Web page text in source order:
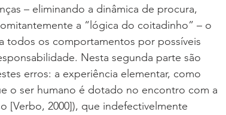
– eliminando a dinâmica de procura,
a “lógica do coitadinho” – o
todos os comportamentos por possíveis
Nesta segunda parte são
erros: a experiência elementar, como
o ser humano é dotado no encontro com a
[Verbo, 2000]), que indefectivelmente